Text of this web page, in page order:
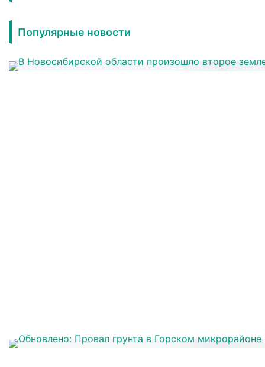
Популярные новости